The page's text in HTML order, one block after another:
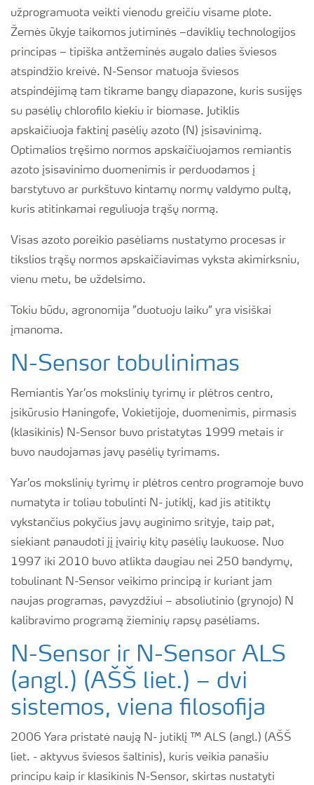
užprogramuota veikti vienodu greičiu visame plote.
Žemės ūkyje taikomos jutiminės –daviklių technologijos
principas – tipiška antžeminės augalo dalies šviesos
atspindžio kreivė. N-Sensor matuoja šviesos
atspindėjimą tam tikrame bangų diapazone, kuris susijęs
su pasėlių chlorofilo kiekiu ir biomase. Jutiklis
apskaičiuoja faktinį pasėlių azoto (N) įsisavinimą.
Optimalios tręšimo normos apskaičiuojamos remiantis
azoto įsisavinimo duomenimis ir perduodamos į
barstytuvo ar purkštuvo kintamų normų valdymo pultą,
kuris atitinkamai reguliuoja trąšų normą.
Visas azoto poreikio pasėliams nustatymo procesas ir
tikslios trąšų normos apskaičiavimas vyksta akimirksniu,
vienu metu, be uždelsimo.
Tokiu būdu, agronomija ”duotuoju laiku” yra visiškai
įmanoma.
N-Sensor tobulinimas
Remiantis Yar’os mokslinių tyrimų ir plėtros centro,
įsikūrusio Haningofe, Vokietijoje, duomenimis, pirmasis
(klasikinis) N-Sensor buvo pristatytas 1999 metais ir
buvo naudojamas javų pasėlių tyrimams.
Yar’os mokslinių tyrimų ir plėtros centro programoje buvo
numatyta ir toliau tobulinti N- jutiklį, kad jis atitiktų
vykstančius pokyčius javų auginimo srityje, taip pat,
siekiant panaudoti jį įvairių kitų pasėlių laukuose. Nuo
1997 iki 2010 buvo atlikta daugiau nei 250 bandymų,
tobulinant N-Sensor veikimo principą ir kuriant jam
naujas programas, pavyzdžiui – absoliutinio (grynojo) N
kalibravimo programą žieminių rapsų pasėliams.
N-Sensor ir N-Sensor ALS
(angl.) (AŠŠ liet.) – dvi
sistemos, viena filosofija
2006 Yara pristatė naują N- jutiklį ™ ALS (angl.) (AŠŠ
liet. - aktyvus šviesos šaltinis), kuris veikia panašiu
principu kaip ir klasikinis N-Sensor, skirtas nustatyti